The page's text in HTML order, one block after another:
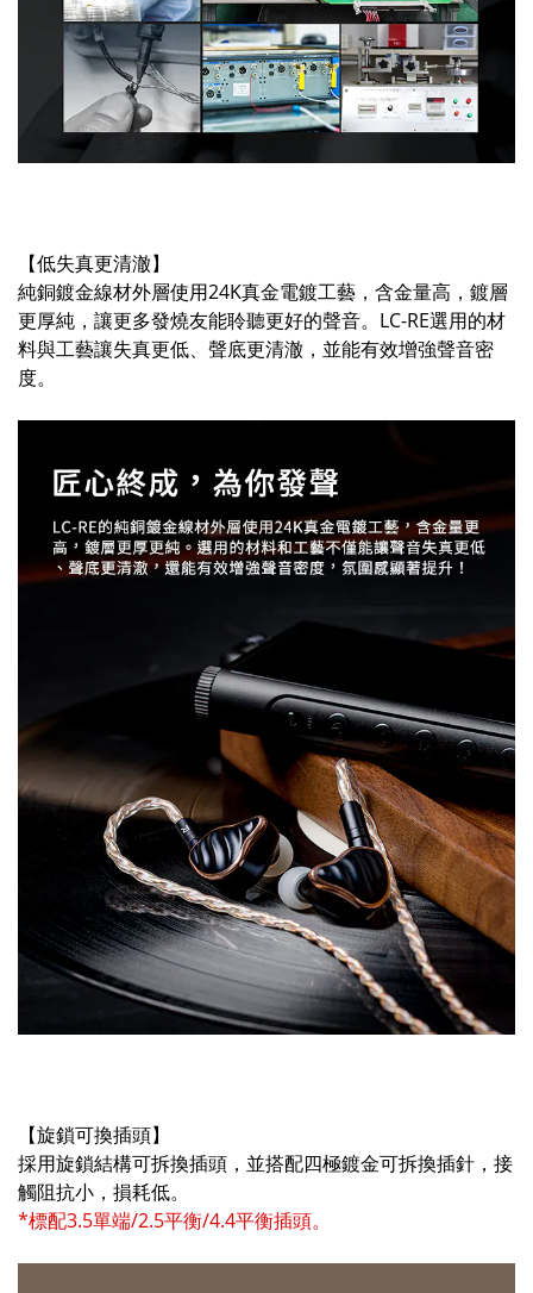
【低失真更清澈】
純銅鍍金線材外層使用24K真金電鍍工藝，含金量高，鍍層
更厚純，讓更多發燒友能聆聽更好的聲音。LC-RE選用的材
料與工藝讓失真更低、聲底更清澈，並能有效增強聲音密
度。
【旋鎖可換插頭】
採用旋鎖結構可拆換插頭，並搭配四極鍍金可拆換插針，接
觸阻抗小，損耗低。
*標配3.5單端/2.5平衡/4.4平衡插頭。